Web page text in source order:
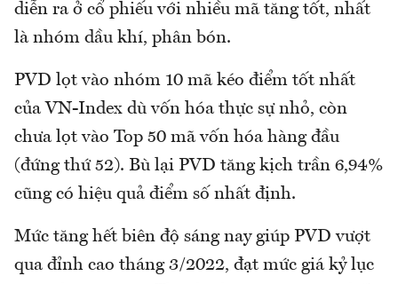
diễn ra ở cổ phiếu với nhiều mã tăng tốt, nhất
là nhóm dầu khí, phân bón.
PVD lọt vào nhóm 10 mã kéo điểm tốt nhất
của VN-Index dù vốn hóa thực sự nhỏ, còn
chưa lọt vào Top 50 mã vốn hóa hàng đầu
(đứng thứ 52). Bù lại PVD tăng kịch trần 6,94%
cũng có hiệu quả điểm số nhất định.
Mức tăng hết biên độ sáng nay giúp PVD vượt
qua đỉnh cao tháng 3/2022, đạt mức giá kỷ lục